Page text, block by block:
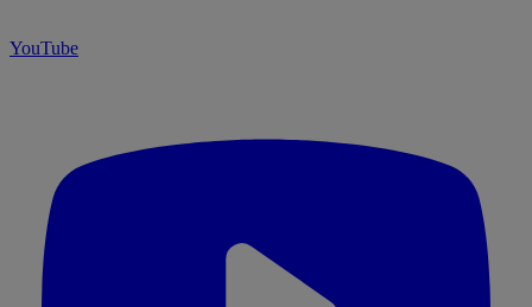
YouTube